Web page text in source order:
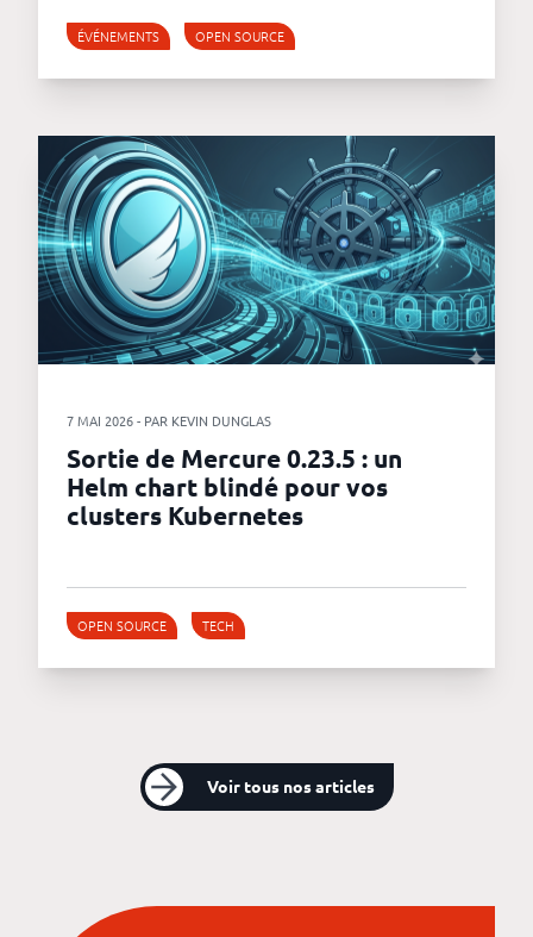
ÉVÉNEMENTS OPEN SOURCE
7 MAI 2026 - PAR KEVIN DUNGLAS
Sortie de Mercure 0.23.5 : un
Helm chart blindé pour vos
clusters Kubernetes
OPEN SOURCE TECH
Voir tous nos articles